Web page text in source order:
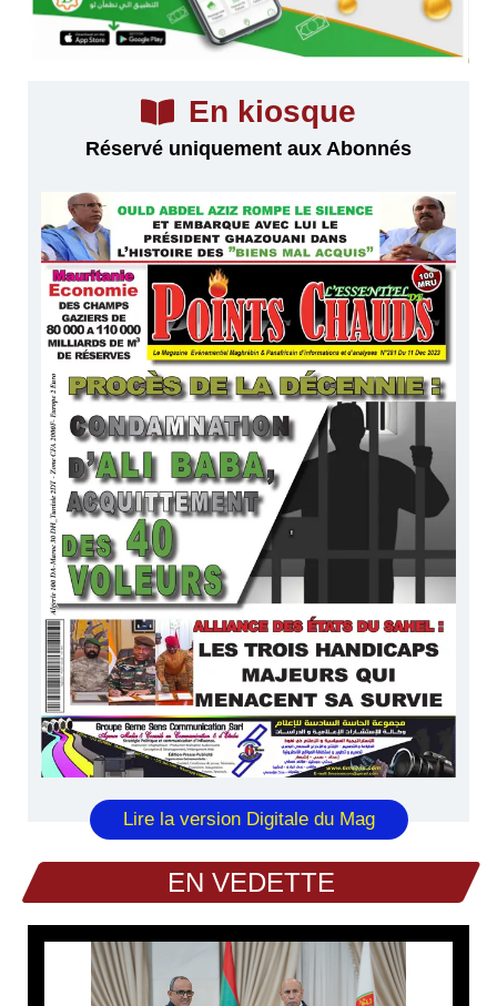
En kiosque
Réservé uniquement aux Abonnés
Lire la version Digitale du Mag
EN VEDETTE